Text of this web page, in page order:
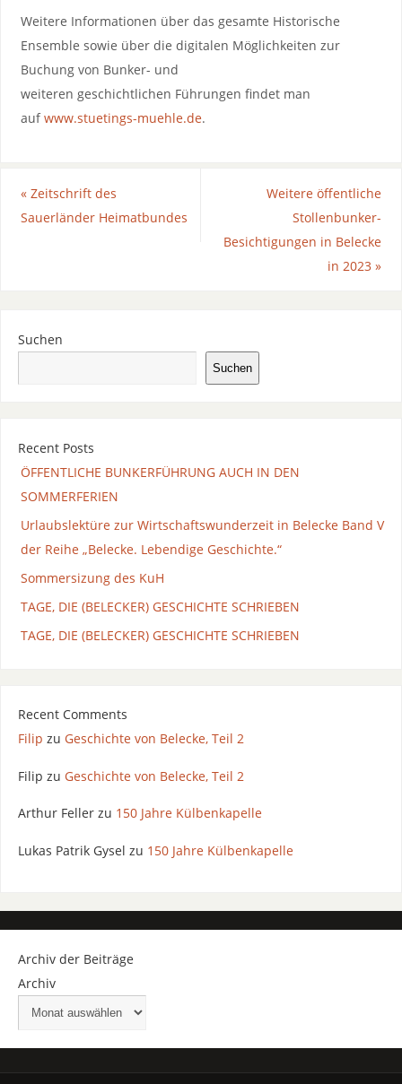
Weitere Informationen über das gesamte Historische
Ensemble sowie über die digitalen Möglichkeiten zur
Buchung von Bunker- und
weiteren geschichtlichen Führungen findet man
aufwww.stuetings-muehle.de.
«Zeitschrift des
Sauerländer Heimatbundes
Weitere öffentliche
Stollenbunker-
Besichtigungen in Belecke
in 2023»
Suchen
Suchen
Recent Posts
ÖFFENTLICHE BUNKERFÜHRUNG AUCH IN DEN
SOMMERFERIEN
Urlaubslektüre zur Wirtschaftswunderzeit in Belecke Band V
der Reihe „Belecke. Lebendige Geschichte.“
Sommersizung des KuH
TAGE, DIE (BELECKER) GESCHICHTE SCHRIEBEN
TAGE, DIE (BELECKER) GESCHICHTE SCHRIEBEN
Recent Comments
Filip zu Geschichte von Belecke, Teil 2
Filip zu Geschichte von Belecke, Teil 2
Arthur Fellerzu 150 Jahre Külbenkapelle
Lukas Patrik Gysel zu 150 Jahre Külbenkapelle
Archiv der Beiträge
Archiv